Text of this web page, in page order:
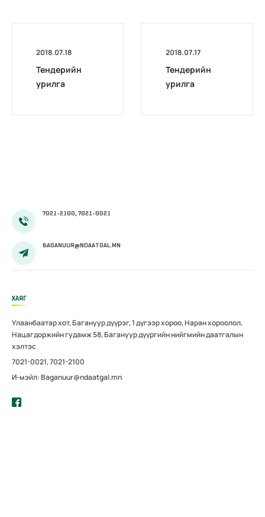
2018.07.18
Тендерийн
урилга
2018.07.17
Тендерийн
урилга
7021-2100, 7021-0021
BAGANUUR@NDAATGAL.MN
ХАЯГ
Улаанбаатар хот, Багануур дүүрэг, 1 дүгээр хороо, Наран хороолол,
Нацагдоржийн гудамж 58, Багануур дүүргийн нийгмийн даатгалын
хэлтэс
7021-0021, 7021-2100
И-мэйл: Baganuur@ndaatgal.mn